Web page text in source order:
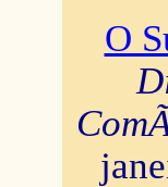
O